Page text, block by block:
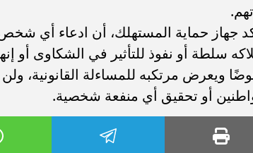
جهاز حماية المستهلك، أن ادعاء أي شخص
سلطة أو نفوذ للتأثير في الشكاوى أو
ويعرض مرتكبه للمساءلة القانونية،
أو تحقيق أي منفعة شخصية.